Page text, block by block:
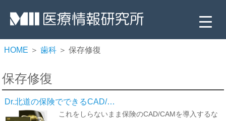
HOME ＞ 歯科 ＞ 保存修復
保存修復
Dr.北道の保険でできるCAD/…
これをしらないまま保険のCAD/CAMを導入するな